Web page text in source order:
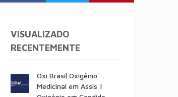
VISUALIZADO
RECENTEMENTE
Oxi Brasil Oxigênio
Medicinal em Assis |